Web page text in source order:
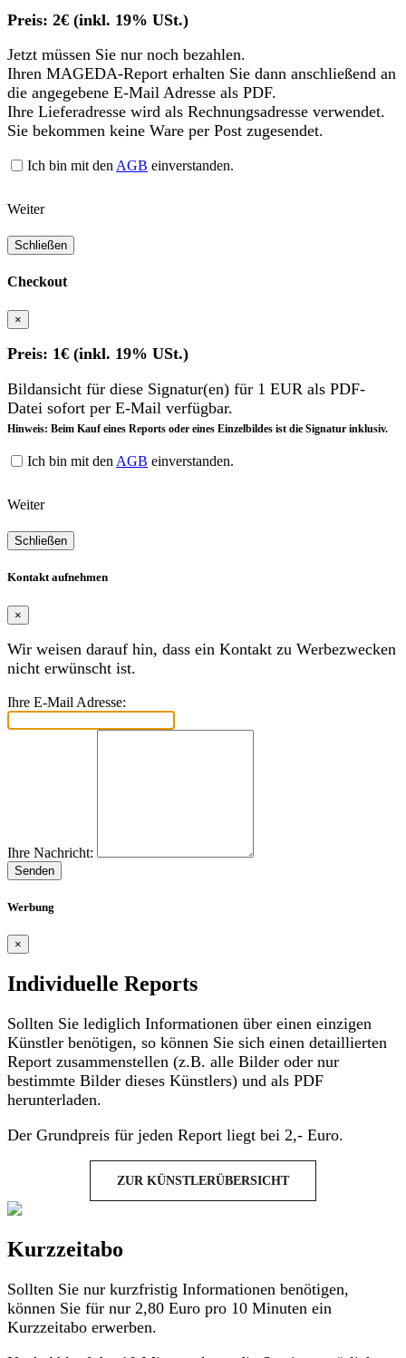
Preis: 2€ (inkl. 19% USt.)
Jetzt müssen Sie nur noch bezahlen.
Ihren MAGEDA-Report erhalten Sie dann anschließend an
die angegebene E-Mail Adresse als PDF.
Ihre Lieferadresse wird als Rechnungsadresse verwendet.
Sie bekommen keine Ware per Post zugesendet.
Ich bin mit den AGB einverstanden.
Weiter
Schließen
Checkout
×
Preis: 1€ (inkl. 19% USt.)
Bildansicht für diese Signatur(en) für 1 EUR als PDF-
Datei sofort per E-Mail verfügbar.
Hinweis: Beim Kauf eines Reports oder eines Einzelbildes ist die Signatur inklusiv.
Ich bin mit den AGB einverstanden.
Weiter
Schließen
Kontakt aufnehmen
×
Wir weisen darauf hin, dass ein Kontakt zu Werbezwecken
nicht erwünscht ist.
Ihre E-Mail Adresse:
Ihre Nachricht:
Senden
Werbung
×
Individuelle Reports
Sollten Sie lediglich Informationen über einen einzigen
Künstler benötigen, so können Sie sich einen detaillierten
Report zusammenstellen (z.B. alle Bilder oder nur
bestimmte Bilder dieses Künstlers) und als PDF
herunterladen.
Der Grundpreis für jeden Report liegt bei 2,- Euro.
ZUR KÜNSTLERÜBERSICHT
Kurzzeitabo
Sollten Sie nur kurzfristig Informationen benötigen,
können Sie für nur 2,80 Euro pro 10 Minuten ein
Kurzzeitabo erwerben.